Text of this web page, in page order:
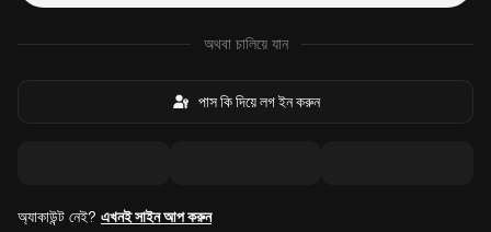
অথবা চালিয়ে যান
পাস কি দিয়ে লগ ইন করুন
অ্যাকাউন্ট নেই? এখনই সাইন আপ করুন